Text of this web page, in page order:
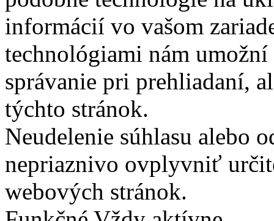
informácií vo vašom
technológiami nám
správanie pri prehliadaní,
týchto stránok.
Neudelenie súhlasu alebo
nepriaznivo ovplyvniť
webových stránok.